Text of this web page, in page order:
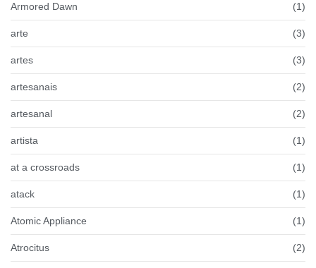
Armored Dawn (1)
arte (3)
artes (3)
artesanais (2)
artesanal (2)
artista (1)
at a crossroads (1)
atack (1)
Atomic Appliance (1)
Atrocitus (2)